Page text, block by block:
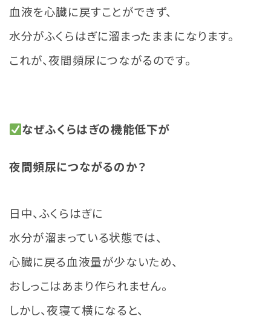
血液を心臓に戻すことができず、
水分がふくらはぎに溜まったままになります。
これが、夜間頻尿につながるのです。
なぜふくらはぎの機能低下が
夜間頻尿につながるのか？
日中、ふくらはぎに
水分が溜まっている状態では、
心臓に戻る血液量が少ないため、
おしっこはあまり作られません。
しかし、夜寝て横になると、